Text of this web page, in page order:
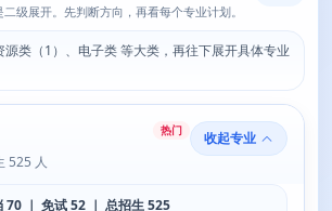
级展开。先判断方向，再看每个专业计划。
类（1）、电子类 等大类，再往下展开具体专业
热门
525 人
收起专业
70 ｜ 免试 52 ｜ 总招生 525